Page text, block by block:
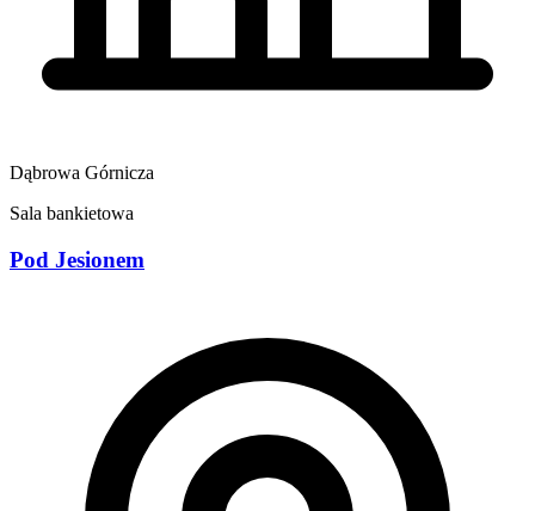
Dąbrowa Górnicza
Sala bankietowa
Pod Jesionem